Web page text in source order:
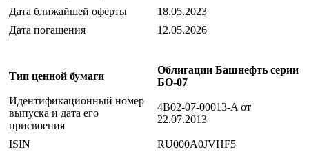
Дата ближайшей оферты
18.05.2023
Дата погашения
12.05.2026
Тип ценной бумаги
Облигации Башнефть серии
БО-07
Идентификационный номер
выпуска и дата его
присвоения
4B02-07-00013-A от
22.07.2013
ISIN
RU000A0JVHF5